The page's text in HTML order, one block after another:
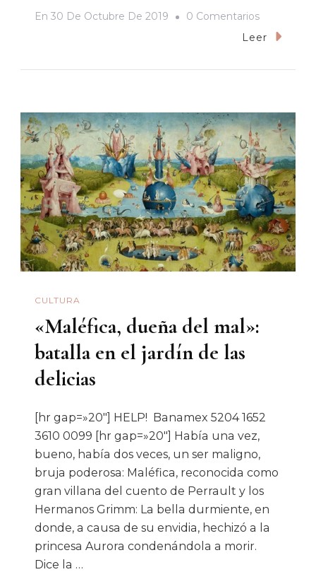
En 30 De Octubre De 2019 0 ComentariosEn
«Los
¿genial?
No
Leer
CULTURA
«Maléfica, dueña del mal»:
batalla en el jardín de las
delicias
[hr gap=»20″] HELP! Banamex 5204 1652
3610 0099 [hr gap=»20″] Había una vez,
bueno, había dos veces, un ser maligno,
bruja poderosa: Maléfica, reconocida como
gran villana del cuento de Perrault y los
Hermanos Grimm: La bella durmiente, en
donde, a causa de su envidia, hechizó a la
princesa Aurora condenándola a morir.
Dice la …